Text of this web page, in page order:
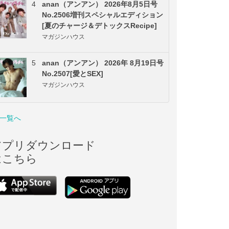
4
anan（アンアン） 2026年8月5日号
No.2506増刊スペシャルエディション
[夏のチャージ＆デトックスRecipe]
マガジンハウス
5
anan（アンアン） 2026年 8月19日号
No.2507[愛とSEX]
マガジンハウス
覧へ
リダウンロード
ちら